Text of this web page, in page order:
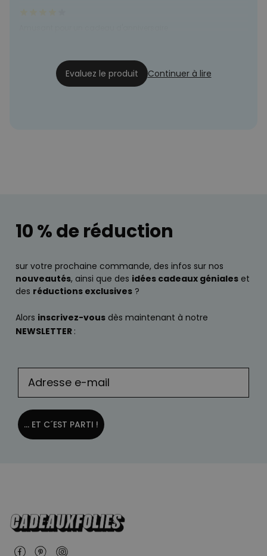
Evaluez le produit Continuer à lire
10 % de réduction
sur votre prochaine commande, des infos sur nos
nouveautés, ainsi que des idées cadeaux géniales et
des réductions exclusives ?
Alors inscrivez-vous dès maintenant à notre
NEWSLETTER :
... ET C´EST PARTI !